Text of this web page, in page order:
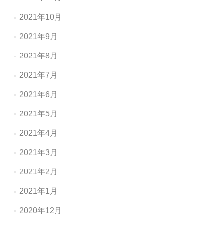
2021年10月
2021年9月
2021年8月
2021年7月
2021年6月
2021年5月
2021年4月
2021年3月
2021年2月
2021年1月
2020年12月